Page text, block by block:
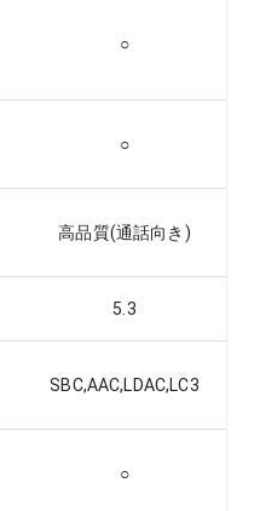
○
○
高品質(通話向き)
5.3
SBC,AAC,LDAC,LC3
○